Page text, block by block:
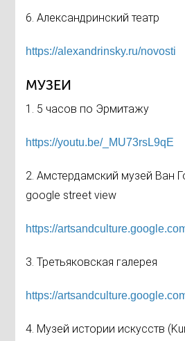
6. Александринский театр
https://alexandrinsky.ru/novosti
МУЗЕИ
1. 5 часов по Эрмитажу
https://youtu.be/_MU73rsL9qE
2. Амстердамский музей Ван
google street view
https://
3. Третьяковская галерея
https://
4. Музей истории искусств